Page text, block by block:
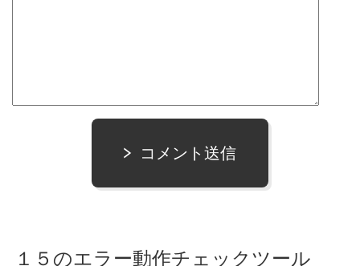
コメント送信
１５のエラー動作チェックツール